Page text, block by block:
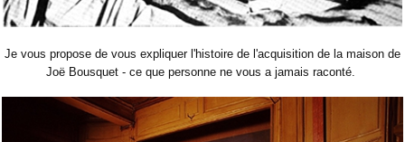
Je vous propose de vous expliquer l'histoire de l'acquisition de la maison de
Joë Bousquet - ce que personne ne vous a jamais raconté.